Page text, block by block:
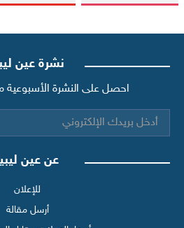
نشرة عين
احصل على النشرة الأسبوعية
عن عين
للإعلان
أرسل مقالة